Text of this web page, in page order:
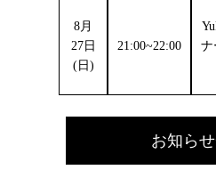
8月
27日
(日)
21:00~22:00
ナ
お知ら